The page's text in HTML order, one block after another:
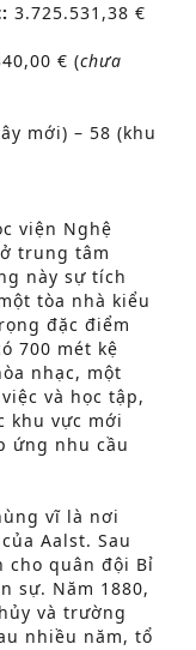
3.725.531,38 €
€ (chưa
mới) – 58 (khu
viện Nghệ
trung tâm
này sự tích
tòa nhà kiểu
đặc điểm
700 mét kệ
nhạc, một
và học tập,
khu vực mới
ứng nhu cầu
vĩ là nơi
Aalst. Sau
cho quân đội Bỉ
sự. Năm 1880,
và trường
nhiều năm, tổ